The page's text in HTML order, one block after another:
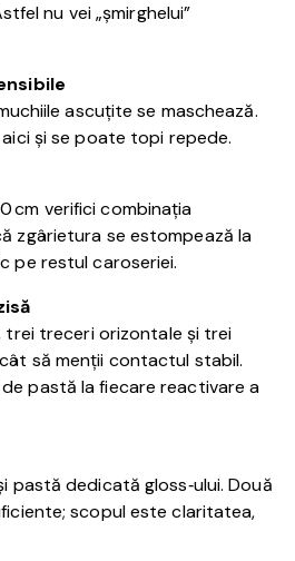
nu vei „șmirghelui”
ascuțite se maschează.
și se poate topi repede.
cm verifici combinația
zgârietura se estompează la
pe restul caroseriei.
trei treceri orizontale și trei
să menții contactul stabil.
pastă la fiecare reactivare a
pastă dedicată gloss‑ului. Două
scopul este claritatea,